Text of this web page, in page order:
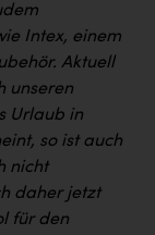
Intex, einem
Aktuell
unseren
Urlaub in
so ist auch
nicht
daher jetzt
für den